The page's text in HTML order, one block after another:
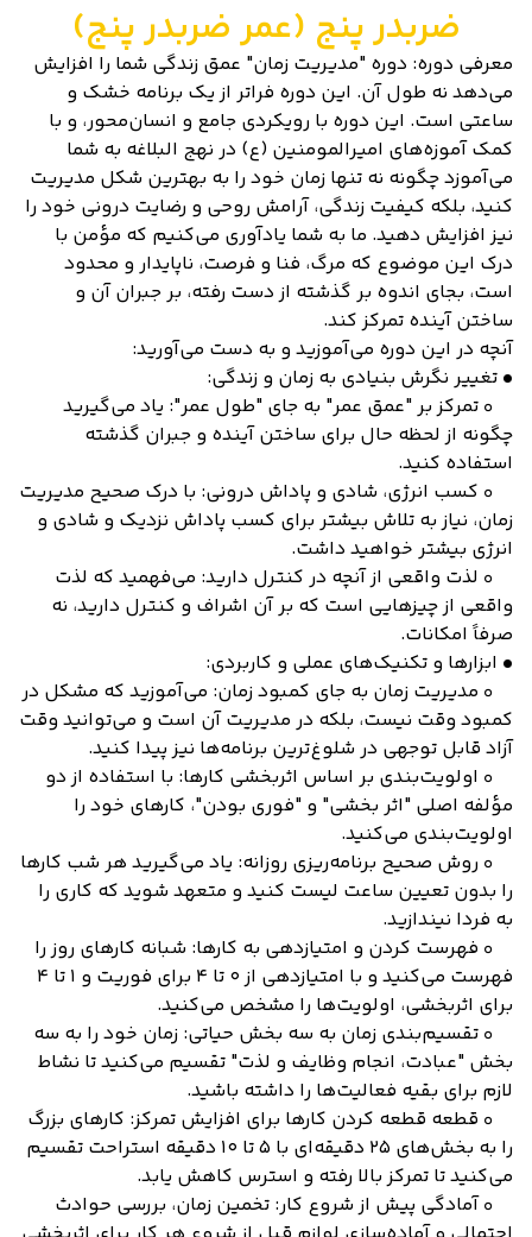
ضربدر پنج (عمر ضربدر پنج)
معرفی دوره: دوره "مدیریت زمان" عمق زندگی شما را افزایش
می‌دهد نه طول آن. این دوره فراتر از یک برنامه خشک و
ساعتی است. این دوره با رویکردی جامع و انسان‌محور، و با
کمک آموزه‌های امیرالمومنین (ع) در نهج البلاغه به شما
می‌آموزد چگونه نه تنها زمان خود را به بهترین شکل مدیریت
کنید، بلکه کیفیت زندگی، آرامش روحی و رضایت درونی خود را
نیز افزایش دهید. ما به شما یادآوری می‌کنیم که مؤمن با
درک این موضوع که مرگ، فنا و فرصت، ناپایدار و محدود
است، بجای اندوه بر گذشته از دست رفته، بر جبران آن و
ساختن آینده تمرکز کند.
آنچه در این دوره می‌آموزید و به دست می‌آورید:
• تغییر نگرش بنیادی به زمان و زندگی:
◦ تمرکز بر "عمق عمر" به جای "طول عمر": یاد می‌گیرید
چگونه از لحظه حال برای ساختن آینده و جبران گذشته
استفاده کنید.
◦ کسب انرژی، شادی و پاداش درونی: با درک صحیح مدیریت
زمان، نیاز به تلاش بیشتر برای کسب پاداش نزدیک و شادی و
انرژی بیشتر خواهید داشت.
◦ لذت واقعی از آنچه در کنترل دارید: می‌فهمید که لذت
واقعی از چیزهایی است که بر آن اشراف و کنترل دارید، نه
صرفاً امکانات.
• ابزارها و تکنیک‌های عملی و کاربردی:
◦ مدیریت زمان به جای کمبود زمان: می‌آموزید که مشکل در
کمبود وقت نیست، بلکه در مدیریت آن است و می‌توانید وقت
آزاد قابل توجهی در شلوغ‌ترین برنامه‌ها نیز پیدا کنید.
◦ اولویت‌بندی بر اساس اثربخشی کارها: با استفاده از دو
مؤلفه اصلی "اثر بخشی" و "فوری بودن"، کارهای خود را
اولویت‌بندی می‌کنید.
◦ روش صحیح برنامه‌ریزی روزانه: یاد می‌گیرید هر شب کارها
را بدون تعیین ساعت لیست کنید و متعهد شوید که کاری را
به فردا نیندازید.
◦ فهرست کردن و امتیازدهی به کارها: شبانه کارهای روز را
فهرست می‌کنید و با امتیازدهی از 0 تا 4 برای فوریت و 1 تا 4
برای اثربخشی، اولویت‌ها را مشخص می‌کنید.
◦ تقسیم‌بندی زمان به سه بخش حیاتی: زمان خود را به سه
بخش "عبادت، انجام وظایف و لذت" تقسیم می‌کنید تا نشاط
لازم برای بقیه فعالیت‌ها را داشته باشید.
◦ قطعه قطعه کردن کارها برای افزایش تمرکز: کارهای بزرگ
را به بخش‌های 25 دقیقه‌ای با 5 تا 10 دقیقه استراحت تقسیم
می‌کنید تا تمرکز بالا رفته و استرس کاهش یابد.
◦ آمادگی پیش از شروع کار: تخمین زمان، بررسی حوادث